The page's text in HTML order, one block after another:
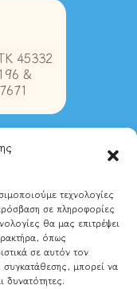
τεχνολογίες
σε πληροφορίες
θα μας επιτρέψει
όπως
σε αυτόν τον
συγκατάθεσης, μπορεί να
δυνατότητες.
45332
&